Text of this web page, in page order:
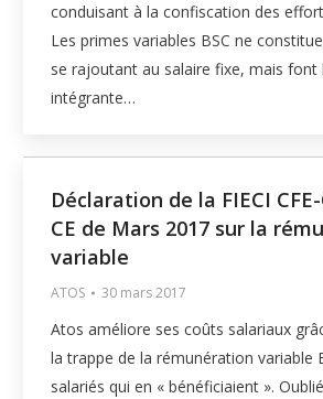
conduisant à la confiscation des
Les primes variables BSC ne
se rajoutant au salaire fixe, mais font
intégrante…
Déclaration de la FIECI
CE de Mars 2017 sur la
variable
ATOS 30 mars 2017
Atos améliore ses coûts salariaux
la trappe de la rémunération variable
salariés qui en « bénéficiaient ».